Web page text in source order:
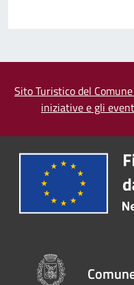
Sito Turistico del
iniziative e gli